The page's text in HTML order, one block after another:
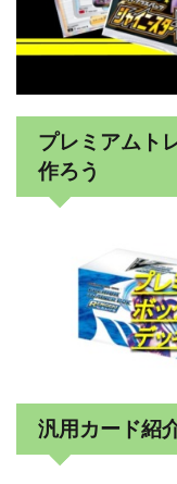
プレミアムト
作ろう
汎用カード紹